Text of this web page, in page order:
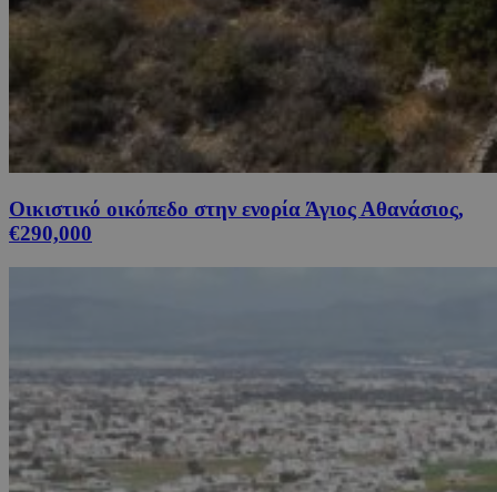
Οικιστικό οικόπεδο στην ενορία Άγιος Αθανάσιος,
€290,000